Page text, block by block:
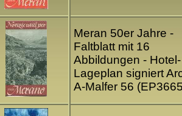
Meran 50er Jahre -
Faltblatt mit 16
Abbildungen - Hotel-
Lageplan signiert
A-Malfer 56